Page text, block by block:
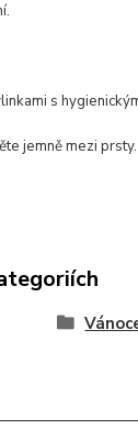
s
jemně mezi prsty.